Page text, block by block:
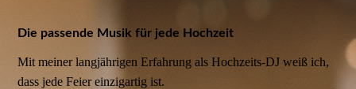
Die passende Musik für jede Hochzeit
Mit meiner langjährigen Erfahrung als Hochzeits-DJ weiß ich,
dass jede Feier einzigartig ist.